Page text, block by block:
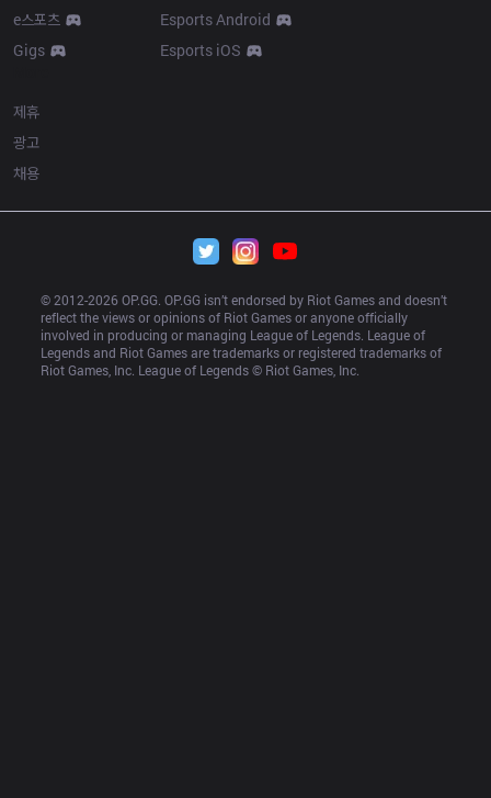
e스포츠
Gigs
Esports Android
Esports iOS
제휴
광고
채용
© 2012-2026 OP.GG. OP.GG isn’t endorsed by Riot Games and doesn’t
reflect the views or opinions of Riot Games or anyone officially
involved in producing or managing League of Legends. League of
Legends and Riot Games are trademarks or registered trademarks of
Riot Games, Inc. League of Legends © Riot Games, Inc.